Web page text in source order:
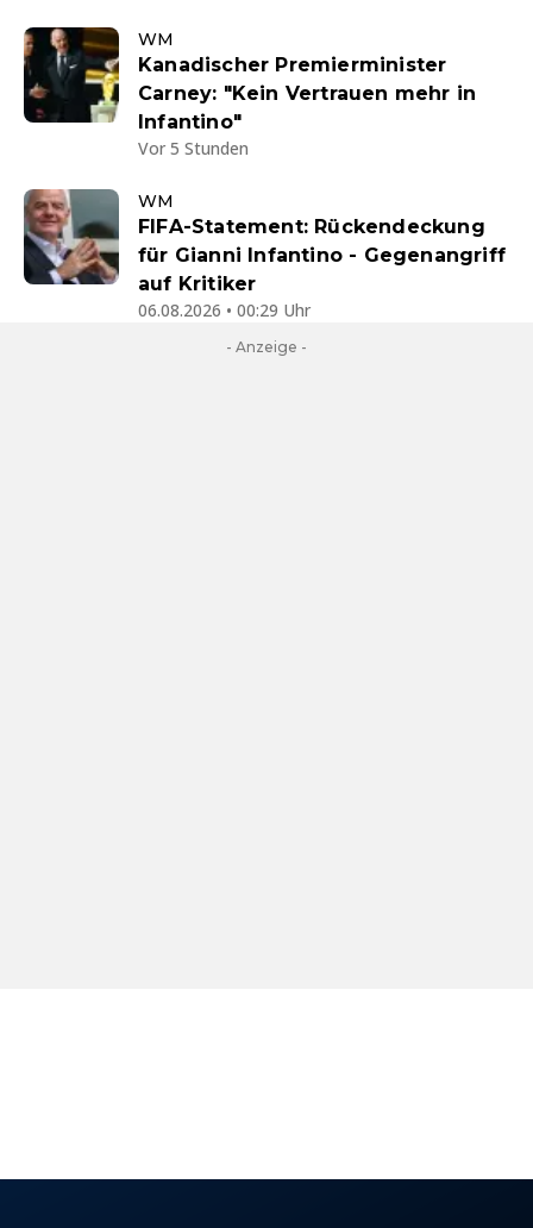
WM
Kanadischer Premierminister
Carney: "Kein Vertrauen mehr in
Infantino"
Vor 5 Stunden
WM
FIFA-Statement: Rückendeckung
für Gianni Infantino - Gegenangriff
auf Kritiker
06.08.2026 • 00:29 Uhr
- Anzeige -